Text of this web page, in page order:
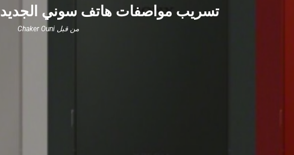
تسريب مواصفات هاتف سوني الجديد Xperia 1 VI بالكامل
من قبل Chaker Ouni